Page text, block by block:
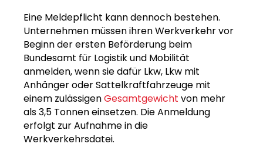
Eine Meldepflicht kann dennoch bestehen.
Unternehmen müssen ihren Werkverkehr vor
Beginn der ersten Beförderung beim
Bundesamt für Logistik und Mobilität
anmelden, wenn sie dafür Lkw, Lkw mit
Anhänger oder Sattelkraftfahrzeuge mit
einem zulässigenGesamtgewicht von mehr
als 3,5 Tonnen einsetzen. Die Anmeldung
erfolgt zur Aufnahme in die
Werkverkehrsdatei.